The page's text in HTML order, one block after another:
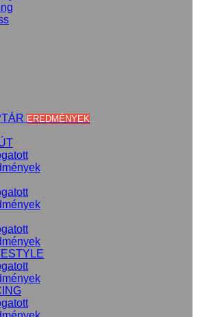
EREDMÉNYEK